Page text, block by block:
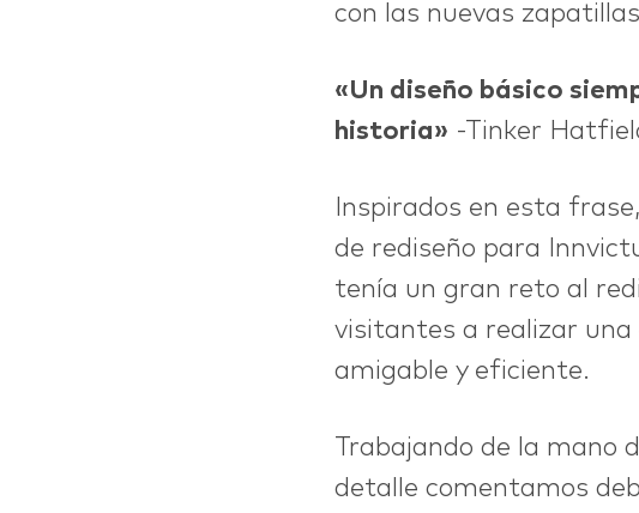
con las nuevas
«Un diseño básico
historia» -Tinker
Inspirados en esta
de rediseño para
tenía un gran reto al
visitantes a realizar una
amigable y eficiente.
Trabajando de la mano
detalle comentamos